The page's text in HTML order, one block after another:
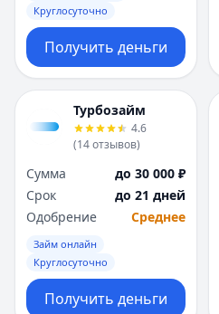
Круглосуточно
Получить деньги
Турбозайм
4.6
(14отзывов)
Сумма
до 30 000 ₽
Срок
до 21 дней
Одобрение
Среднее
Займ онлайн
Круглосуточно
Получить деньги